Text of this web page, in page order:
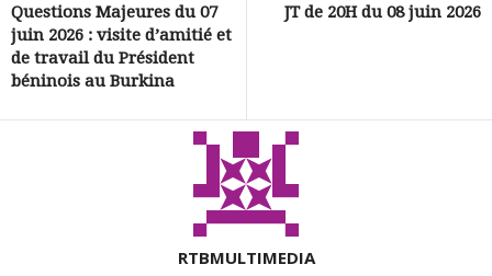
Questions Majeures du 07
juin 2026 : visite d’amitié et
de travail du Président
béninois au Burkina
JT de 20H du 08 juin 2026
RTBMULTIMEDIA